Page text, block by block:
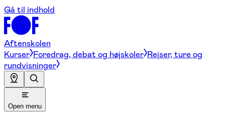
Gå til indhold
Aftenskolen
Kurser Foredrag, debat og højskoler Rejser, ture og
rundvisninger
Open menu